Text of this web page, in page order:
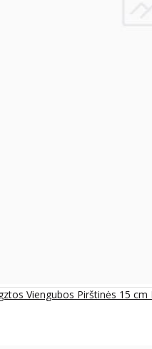
Viengubos Pirštinės 15 cm